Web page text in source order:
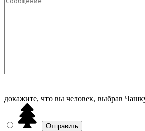
докажите, что вы человек, выбрав